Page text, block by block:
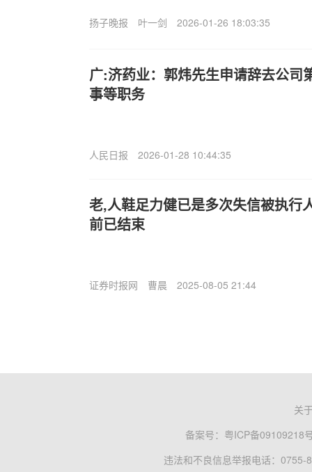
扬子晚报 叶一剑 2026-01-26 18:03:35
广:济药业：郭炜先生申请辞去公司
事等职务
人民日报 2026-01-28 10:44:35
老,人鞋足力健已是多次失信被执行
前已结束
证券时报网 曹晨 2025-08-05 21:44
关
备案号： 粤ICP备09109218
违法和不良信息举报电话：0755-